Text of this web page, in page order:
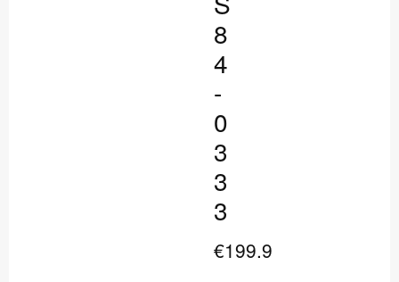
8
4
-
0
3
3
3
€199.9